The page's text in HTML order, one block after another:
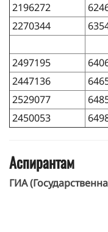
2196272
2270344
2497195
2447136
2529077
2450053
Аспирантам
ГИА